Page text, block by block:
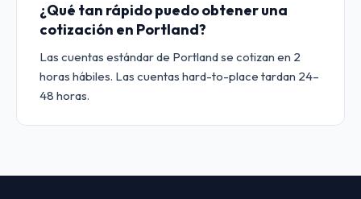
¿Qué tan rápido puedo obtener una
cotización en Portland?
Las cuentas estándar de Portland se cotizan en 2
horas hábiles. Las cuentas hard-to-place tardan 24–
48 horas.